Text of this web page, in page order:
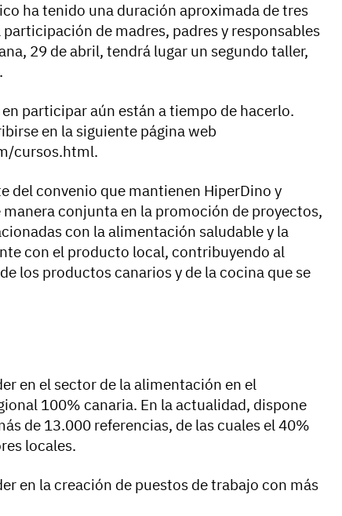
ha tenido una duración aproximada de tres
de madres, padres y responsables
29 de abril, tendrá lugar un segundo taller,
.
participar aún están a tiempo de hacerlo.
en la siguiente página web
cursos.html.
del convenio que mantienen HiperDino y
manera conjunta en la promoción de proyectos,
con la alimentación saludable y la
con el producto local, contribuyendo al
los productos canarios y de la cocina que se
en el sector de la alimentación en el
100% canaria. En la actualidad, dispone
de 13.000 referencias, de las cuales el 40%
locales.
en la creación de puestos de trabajo con más